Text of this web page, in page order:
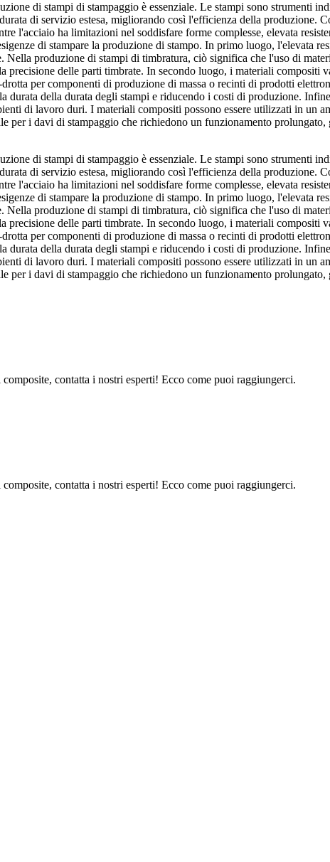
di stampi di stampaggio è essenziale. Le stampi sono strumenti
di servizio estesa, migliorando così l'efficienza della
l'acciaio ha limitazioni nel soddisfare forme complesse, elevata
di stampare la produzione di stampo. In primo luogo, l'elevata
Nella produzione di stampi di timbratura, ciò significa che l'uso di
delle parti timbrate. In secondo luogo, i materiali compositi
per componenti di produzione di massa o recinti di prodotti
durata della durata degli stampi e riducendo i costi di produzione.
di lavoro duri. I materiali compositi possono essere utilizzati in un
per i davi di stampaggio che richiedono un funzionamento
di stampi di stampaggio è essenziale. Le stampi sono strumenti
di servizio estesa, migliorando così l'efficienza della
l'acciaio ha limitazioni nel soddisfare forme complesse, elevata
di stampare la produzione di stampo. In primo luogo, l'elevata
Nella produzione di stampi di timbratura, ciò significa che l'uso di
delle parti timbrate. In secondo luogo, i materiali compositi
per componenti di produzione di massa o recinti di prodotti
durata della durata degli stampi e riducendo i costi di produzione.
di lavoro duri. I materiali compositi possono essere utilizzati in un
per i davi di stampaggio che richiedono un funzionamento
contatta i nostri esperti! Ecco come puoi raggiungerci.
contatta i nostri esperti! Ecco come puoi raggiungerci.